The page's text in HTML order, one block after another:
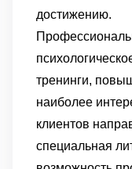
достижению.
тренинги,
наиболее
клиентов
специальная